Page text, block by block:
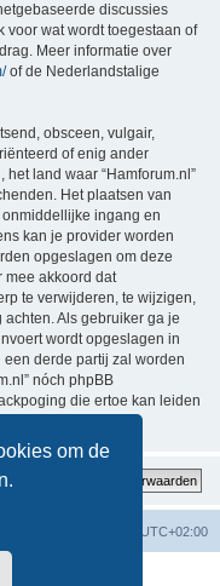
om de
discussies
voor wat wordt toegestaan of
Meer informatie over
of de Nederlandstalige
obsceen, vulgair,
of enig ander
land waar “Hamforum.nl”
Het plaatsen van
ingang en
kan je provider worden
opgeslagen om deze
mee akkoord dat
te verwijderen, te wijzigen,
Als gebruiker ga je
wordt opgeslagen in
derde partij zal worden
nóch phpBB
die ertoe kan leiden
UTC+02:00
© phpBB Limited